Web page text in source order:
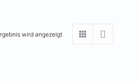
wird angezeigt